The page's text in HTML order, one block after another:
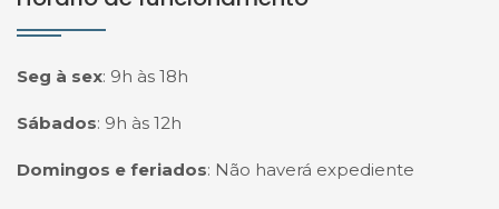
Seg à sex: 9h às 18h
Sábados: 9h às 12h
Domingos e feriados: Não haverá expediente